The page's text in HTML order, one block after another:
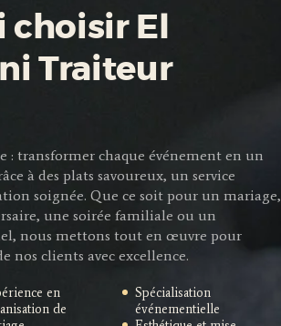
choisir El
Traiteur
: transformer chaque événement en un
à des plats savoureux, un service
soignée. Que ce soit pour un mariage,
une soirée familiale ou un
nous mettons tout en œuvre pour
nos clients avec excellence.
en
de
Spécialisation
événementielle